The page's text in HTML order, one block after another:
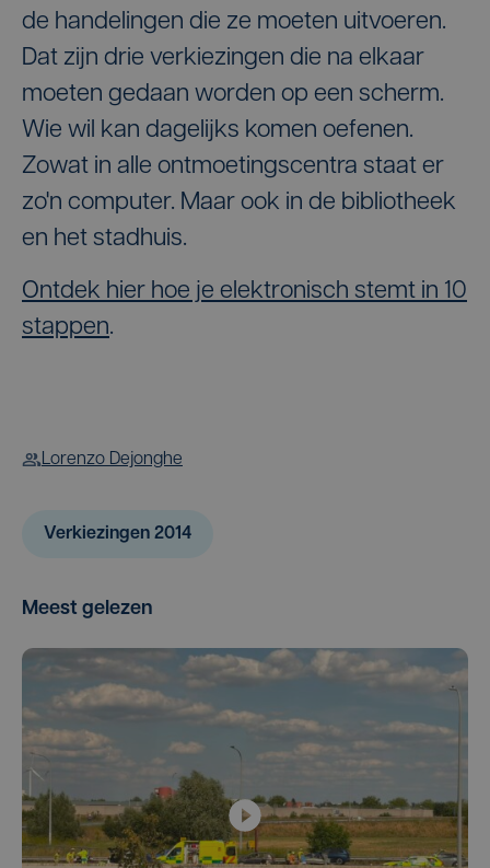
de handelingen die ze moeten uitvoeren.
Dat zijn drie verkiezingen die na elkaar
moeten gedaan worden op een scherm.
Wie wil kan dagelijks komen oefenen.
Zowat in alle ontmoetingscentra staat er
zo'n computer. Maar ook in de bibliotheek
en het stadhuis.
Ontdek hier hoe je elektronisch stemt in 10
stappen.
Lorenzo Dejonghe
Verkiezingen 2014
Meest gelezen